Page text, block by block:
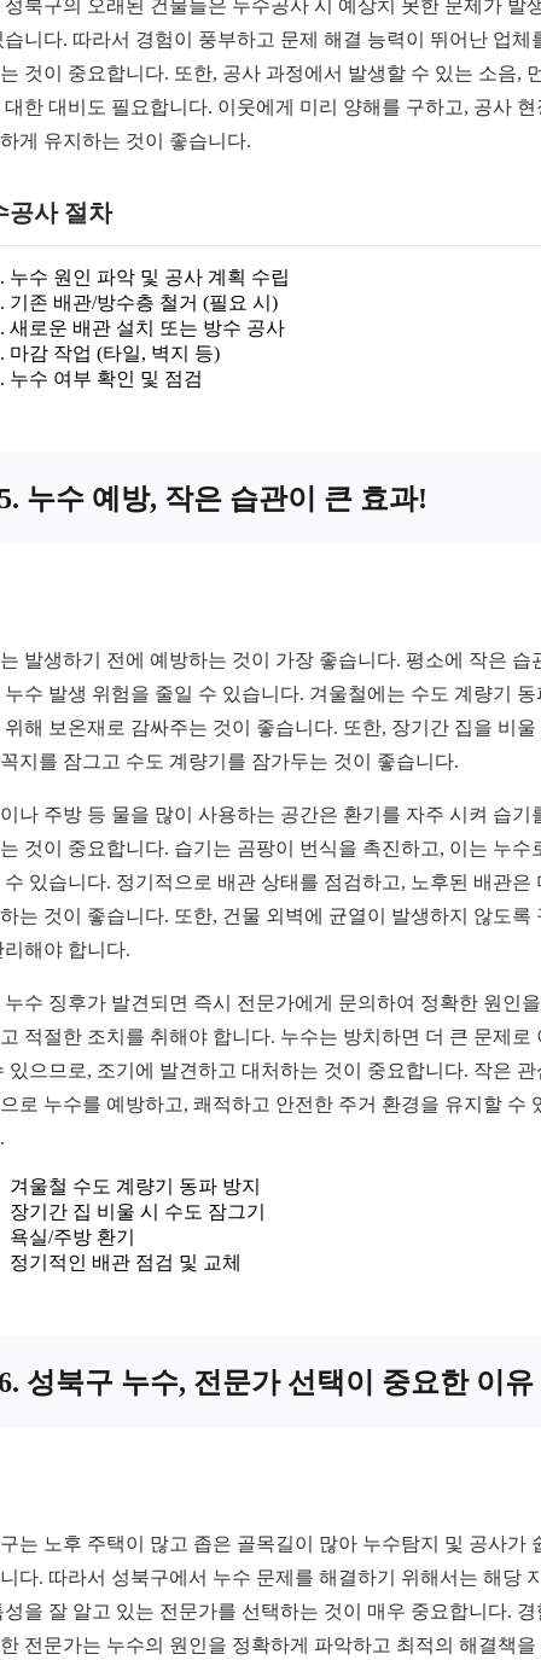
성북구의 오래된 건물들은 누수공사 시 예상치 못한 문제가 발
습니다. 따라서 경험이 풍부하고 문제 해결 능력이 뛰어난 업체
것이 중요합니다. 또한, 공사 과정에서 발생할 수 있는 소음,
대한 대비도 필요합니다. 이웃에게 미리 양해를 구하고, 공사 현
게 유지하는 것이 좋습니다.
공사 절차
누수 원인 파악 및 공사 계획 수립
기존 배관/방수층 철거 (필요 시)
새로운 배관 설치 또는 방수 공사
마감 작업 (타일, 벽지 등)
누수 여부 확인 및 점검
누수 예방, 작은 습관이 큰 효과!
발생하기 전에 예방하는 것이 가장 좋습니다. 평소에 작은 습
누수 발생 위험을 줄일 수 있습니다. 겨울철에는 수도 계량기 동
위해 보온재로 감싸주는 것이 좋습니다. 또한, 장기간 집을 비울
지를 잠그고 수도 계량기를 잠가두는 것이 좋습니다.
나 주방 등 물을 많이 사용하는 공간은 환기를 자주 시켜 습기
것이 중요합니다. 습기는 곰팡이 번식을 촉진하고, 이는 누수
수 있습니다. 정기적으로 배관 상태를 점검하고, 노후된 배관은
는 것이 좋습니다. 또한, 건물 외벽에 균열이 발생하지 않도록
리해야 합니다.
누수 징후가 발견되면 즉시 전문가에게 문의하여 정확한 원인
적절한 조치를 취해야 합니다. 누수는 방치하면 더 큰 문제로
있으므로, 조기에 발견하고 대처하는 것이 중요합니다. 작은 관
로 누수를 예방하고, 쾌적하고 안전한 주거 환경을 유지할 수
겨울철 수도 계량기 동파 방지
장기간 집 비울 시 수도 잠그기
욕실/주방 환기
정기적인 배관 점검 및 교체
성북구 누수, 전문가 선택이 중요한 이유
는 노후 주택이 많고 좁은 골목길이 많아 누수탐지 및 공사가
다. 따라서 성북구에서 누수 문제를 해결하기 위해서는 해당
성을 잘 알고 있는 전문가를 선택하는 것이 매우 중요합니다. 경
전문가는 누수의 원인을 정확하게 파악하고 최적의 해결책을